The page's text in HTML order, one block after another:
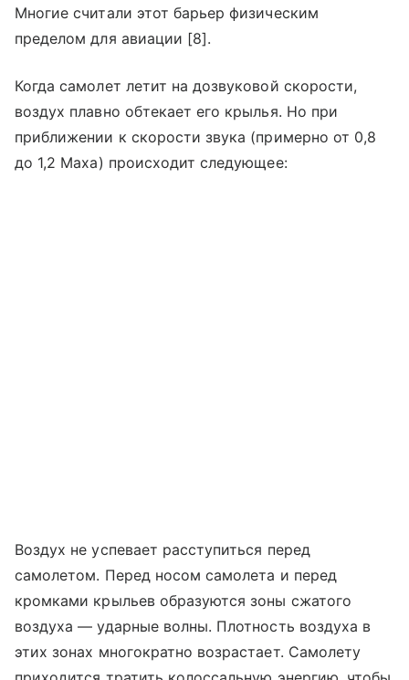
Многие считали этот барьер физическим
пределом для авиации [8].
Когда самолет летит на дозвуковой скорости,
воздух плавно обтекает его крылья. Но при
приближении к скорости звука (примерно от 0,8
до 1,2 Маха) происходит следующее:
Воздух не успевает расступиться перед
самолетом. Перед носом самолета и перед
кромками крыльев образуются зоны сжатого
воздуха — ударные волны. Плотность воздуха в
этих зонах многократно возрастает. Самолету